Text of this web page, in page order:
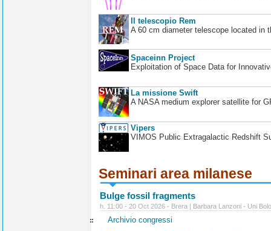
Il telescopio Rem
A 60 cm diameter telescope located in
Spaceinn Project
Exploitation of Space Data for
La missione Swift
A NASA medium explorer satellite for
Vipers
VIMOS Public Extragalactic Redshift
Seminari area milanese
Bulge fossil fragments
h. 11:00 - 20 Oct 2026 - Brera | Barbara Lanzoni - Uni
Archivio congressi